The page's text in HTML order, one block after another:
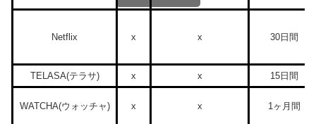
Netflix x x 30日間
TELASA(テラサ) x x 15日間
WATCHA(ウォッチャ) x x 1ヶ月間